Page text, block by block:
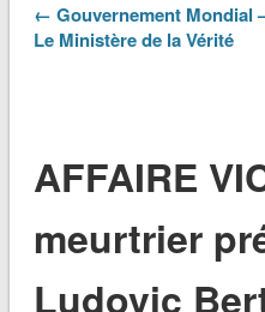
← Gouvernement Mondial
Le Ministère de la Vérité
AFFAIRE
meurtrier
Ludovic